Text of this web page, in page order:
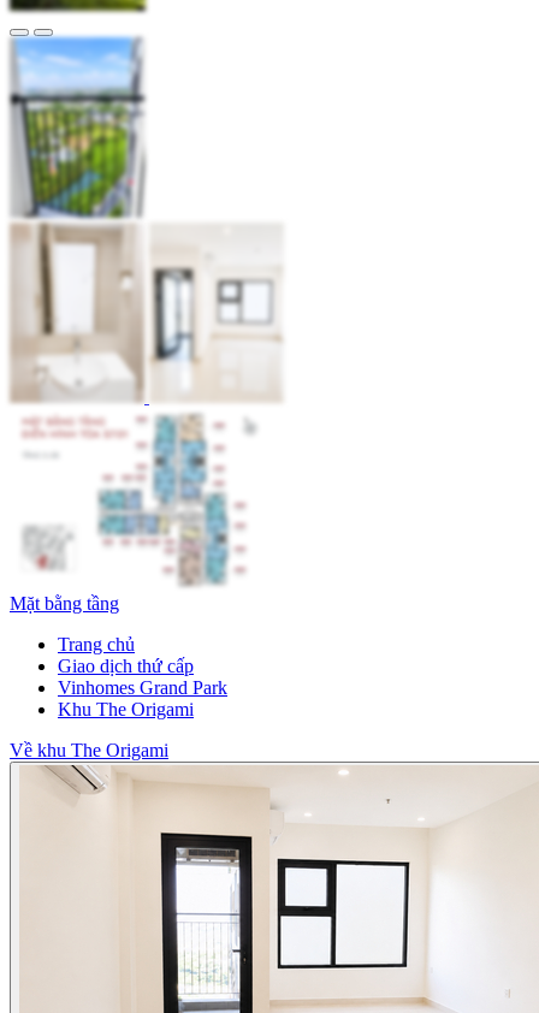
Mặt bằng tầng
Trang chủ
Giao dịch thứ cấp
Vinhomes Grand Park
Khu The Origami
Về khu The Origami